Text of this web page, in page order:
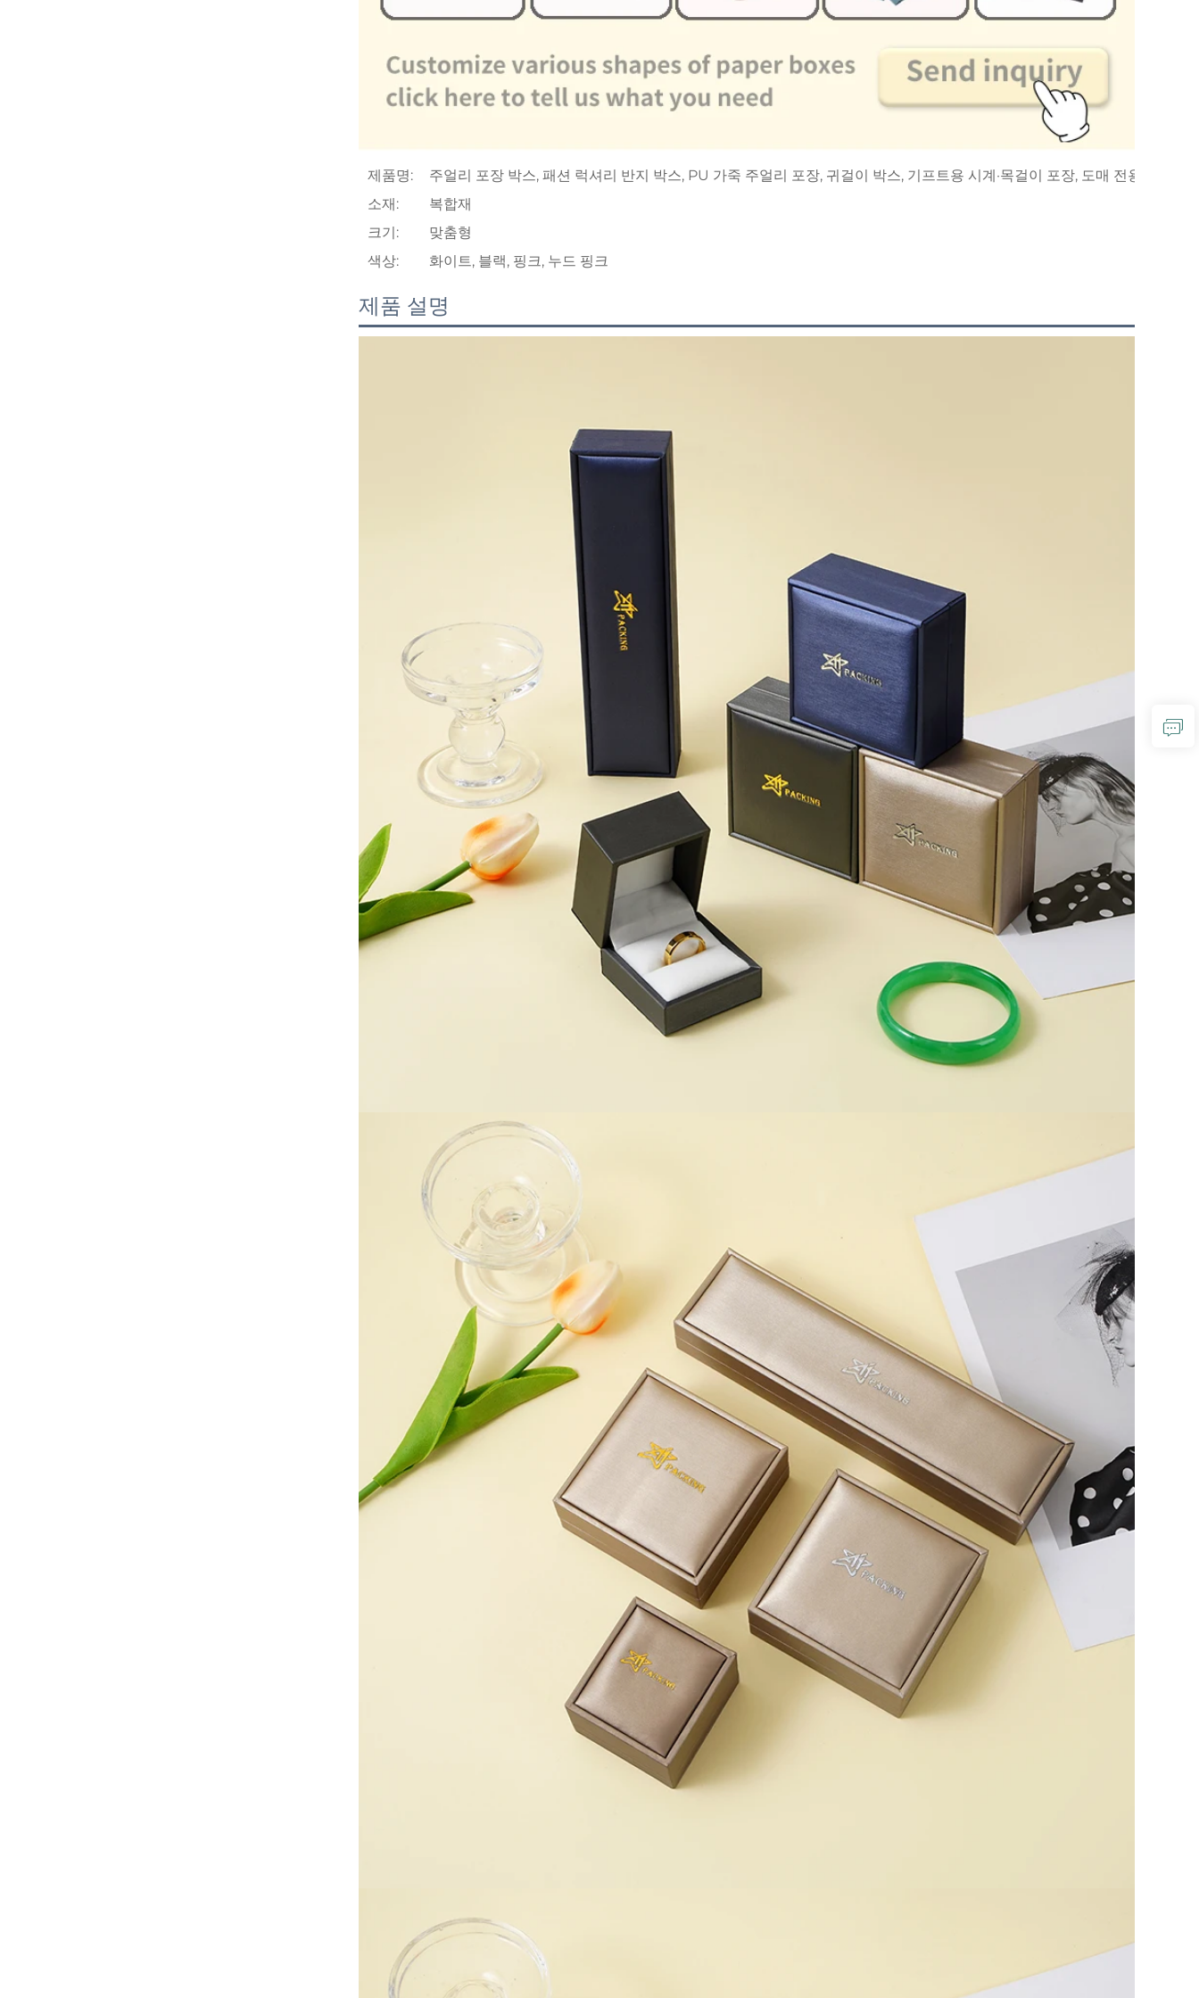
제품명:
주얼리 포장 박스, 패션 럭셔리 반지 박스, PU 가죽 주얼리 포장, 귀걸이 박스, 기프트용 시계·목걸이 포장, 도매 전용
소재:
복합재
크기:
맞춤형
색상:
화이트, 블랙, 핑크, 누드 핑크
제품 설명